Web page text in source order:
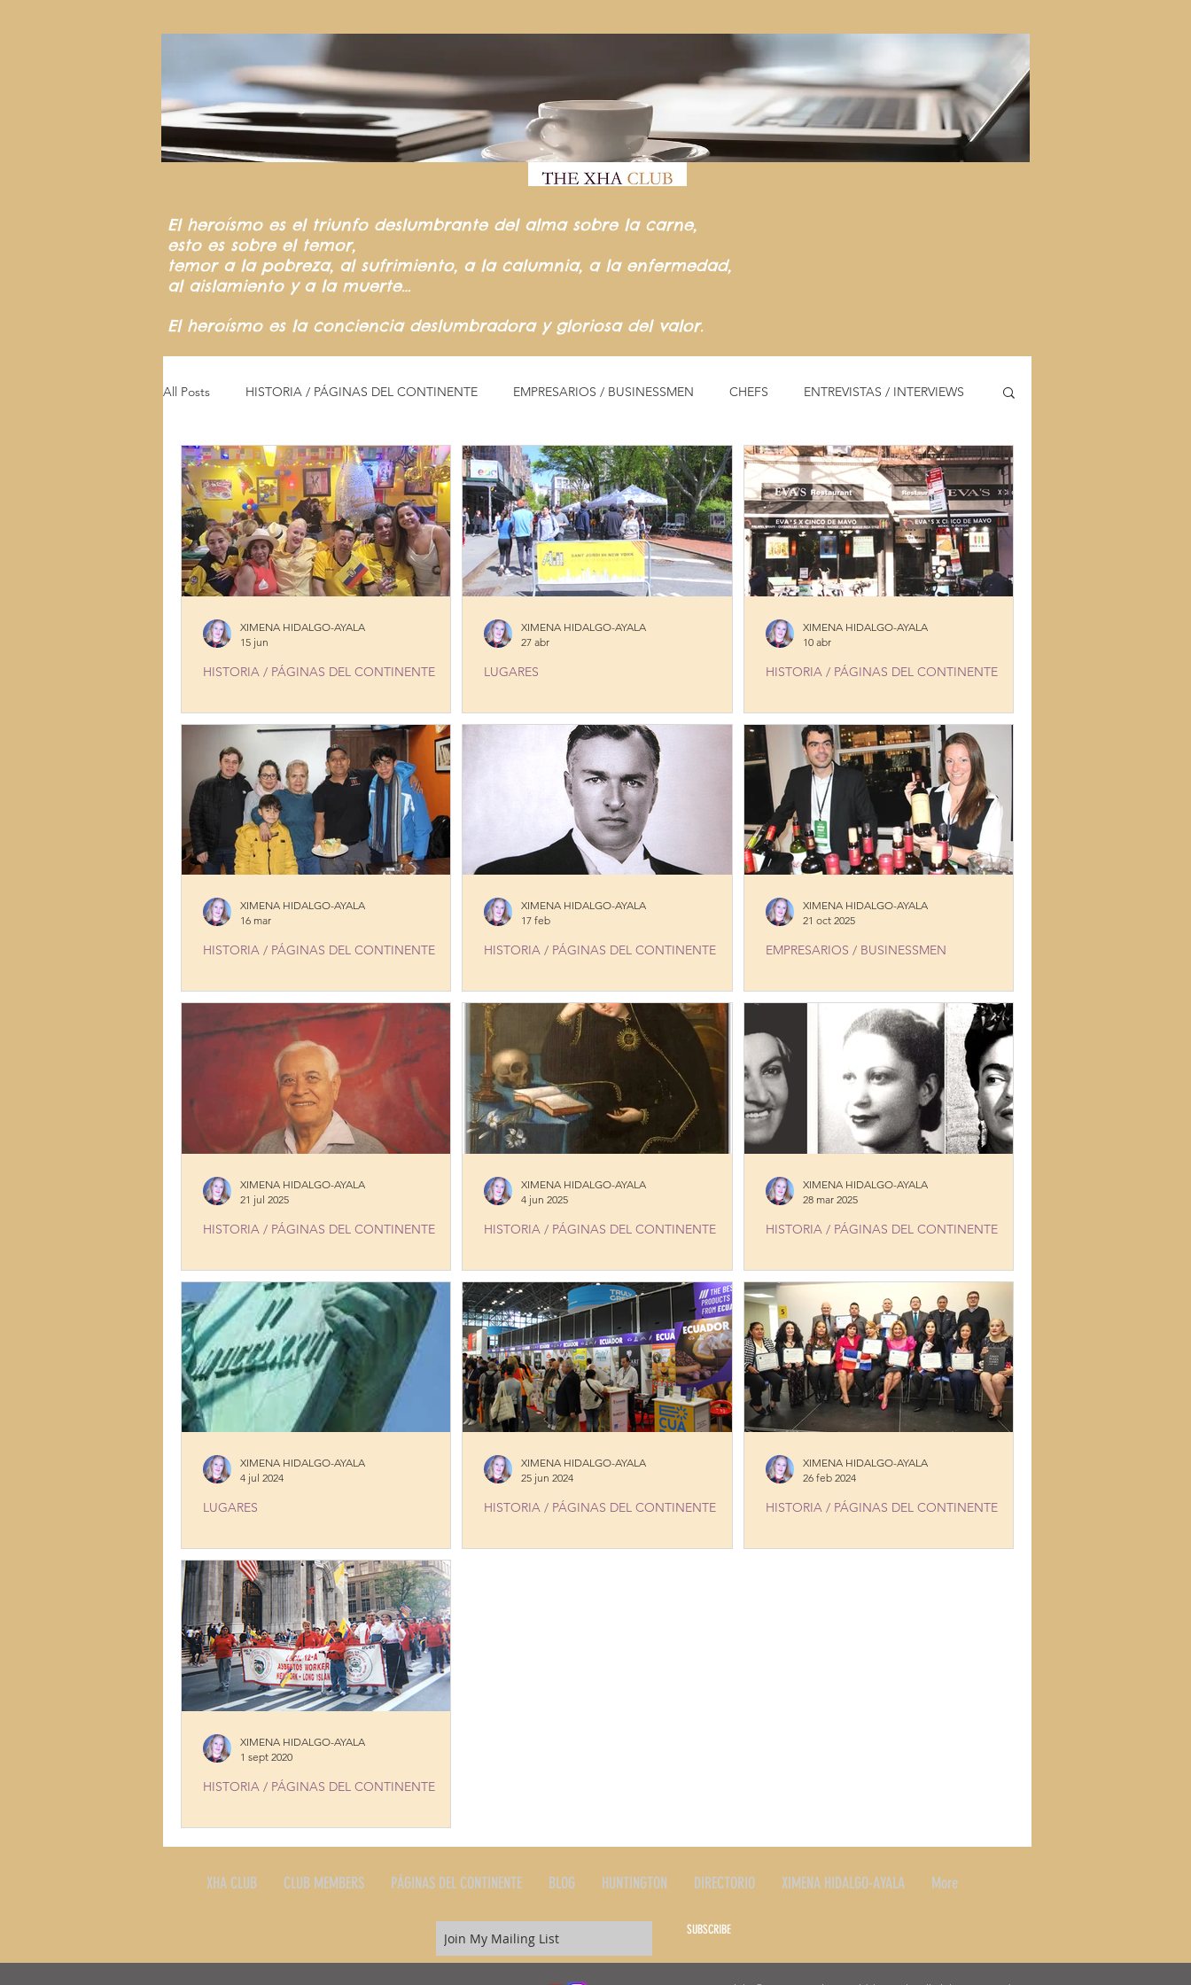
El heroísmo es el triunfo deslumbrante del alma sobre la carne,
esto es sobre el temor,
temor a la pobreza, al sufrimiento, a la calumnia, a la enfermedad,
al aislamiento y a la muerte…
El heroísmo es la conciencia deslumbradora y gloriosa del valor.
All Posts HISTORIA / PÁGINAS DEL CONTINENTE EMPRESARIOS / BUSINESSMEN CHEFS ENTREVISTAS / INTERVIEWS
LUGARES MÚSICA MUJERES PLATOS TIPICOS PRODUCTOS RESTAURANTES RECETAS
TALENTOS COCINA CON HISTORIA EDITORIALES Y NOTAS SERVICIOS LONG ISLAND
TRIBUTE DURING ECUADOR’S FIFTH
WORLD CUP
HISTORIA / PÁGINAS DEL CONTINENTE
XIMENA HIDALGO-AYALA
15 jun
VILLAGE
LUGARES
XIMENA HIDALGO-AYALA
27 abr
VILLAGE
HISTORIA / PÁGINAS DEL CONTINENTE
XIMENA HIDALGO-AYALA
10 abr
AND HEALTHY SINCE 1978
HISTORIA / PÁGINAS DEL CONTINENTE
XIMENA HIDALGO-AYALA
16 mar
HISTORIA / PÁGINAS DEL CONTINENTE
XIMENA HIDALGO-AYALA
17 feb
CELEBRATION OF PRISTINE CHILEAN
TERROIR
EMPRESARIOS / BUSINESSMEN
XIMENA HIDALGO-AYALA
21 oct 2025
HISTORIA / PÁGINAS DEL CONTINENTE
XIMENA HIDALGO-AYALA
21 jul 2025
HISTORIA / PÁGINAS DEL CONTINENTE
XIMENA HIDALGO-AYALA
4 jun 2025
HISTORIA / PÁGINAS DEL CONTINENTE
XIMENA HIDALGO-AYALA
28 mar 2025
STATUE
LUGARES
XIMENA HIDALGO-AYALA
4 jul 2024
HISTORIA / PÁGINAS DEL CONTINENTE
XIMENA HIDALGO-AYALA
25 jun 2024
HISTORIA / PÁGINAS DEL CONTINENTE
XIMENA HIDALGO-AYALA
26 feb 2024
HISTORIA / PÁGINAS DEL CONTINENTE
XIMENA HIDALGO-AYALA
1 sept 2020
SUBSCRIBE
XHA CLUB CLUB MEMBERS PÁGINAS DEL CONTINENTE BLOG HUNTINGTON DIRECTORIO XIMENA HIDALGO-AYALA More